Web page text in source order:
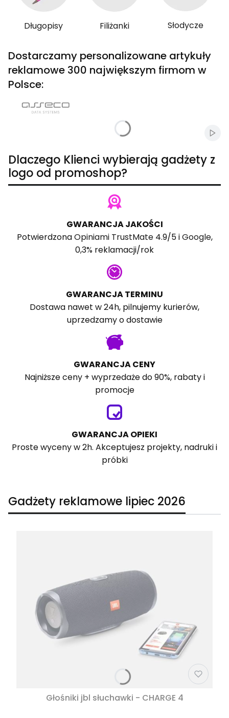
Długopisy Filiżanki Słodycze
Dostarczamy personalizowane artykuły
reklamowe 300 największym firmom w
Polsce:
Dlaczego Klienci wybierają gadżety z
logo od promoshop?
GWARANCJA JAKOŚCI
PotwierdzonaOpiniami TrustMate4.9/5 iGoogle,
0,3% reklamacji/rok
GWARANCJA TERMINU
Dostawa nawet w 24h, pilnujemy kurierów,
uprzedzamy o dostawie
GWARANCJA CENY
Najniższe ceny + wyprzedaże do 90%, rabaty i
promocje
GWARANCJA OPIEKI
Proste wyceny w 2h. Akceptujesz projekty, nadruki i
próbki
Gadżety reklamowe lipiec 2026
Głośniki jbl słuchawki - CHARGE 4